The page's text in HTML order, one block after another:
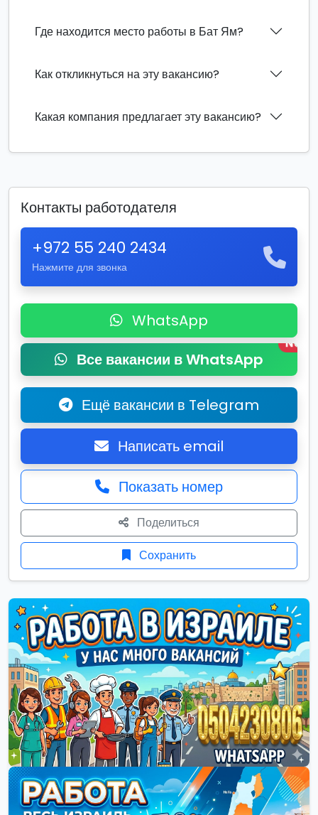
Где находится место работы в Бат Ям?
Как откликнуться на эту вакансию?
Какая компания предлагает эту вакансию?
Контакты работодателя
+972 55 240 2434
Нажмите для звонка
WhatsApp
Все вакансии в WhatsApp
New
Ещё вакансии в Telegram
Написать email
Показать номер
Поделиться
Сохранить